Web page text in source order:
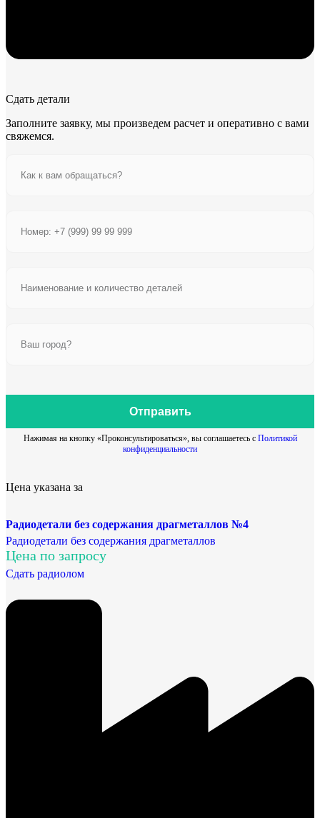
Сдать детали
Заполните заявку, мы произведем расчет и оперативно с вами
свяжемся.
Отправить
Нажимая на кнопку «Проконсультироваться», вы соглашаетесь с Политикой
конфиденциальности
Цена указана за
Радиодетали без содержания драгметаллов №4
Радиодетали без содержания драгметаллов
Цена по запросу
Сдать радиолом